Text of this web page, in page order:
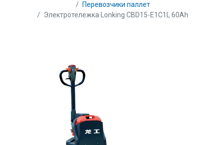
Перевозчики паллет
Электротележка Lonking CBD15-E1C1L 60Ah